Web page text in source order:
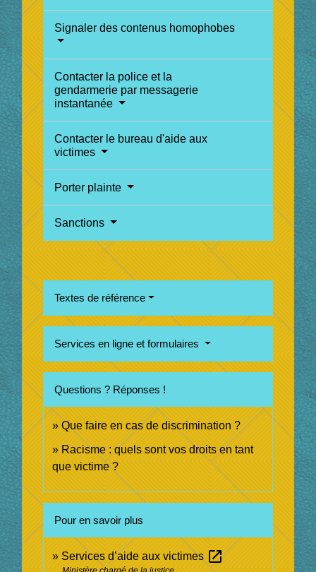
Signaler des contenus homophobes
Contacter la police et la
gendarmerie par messagerie
instantanée
Contacter le bureau d'aide aux
victimes
Porter plainte
Sanctions
Textes de référence
Services en ligne et formulaires
Questions ? Réponses !
Que faire en cas de discrimination ?
Racisme : quels sont vos droits en tant
que victime ?
Pour en savoir plus
Services d’aide aux victimesopen_in_new